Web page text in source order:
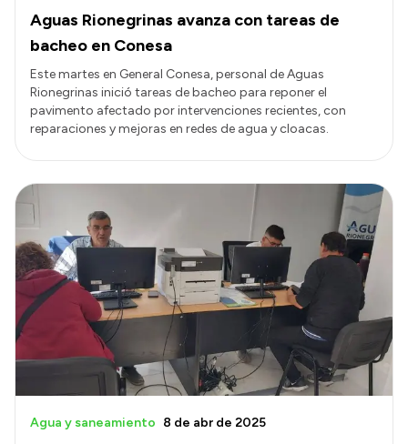
Aguas Rionegrinas avanza con tareas de
bacheo en Conesa
Este martes en General Conesa, personal de Aguas
Rionegrinas inició tareas de bacheo para reponer el
pavimento afectado por intervenciones recientes, con
reparaciones y mejoras en redes de agua y cloacas.
Agua y saneamiento 8 de abr de 2025